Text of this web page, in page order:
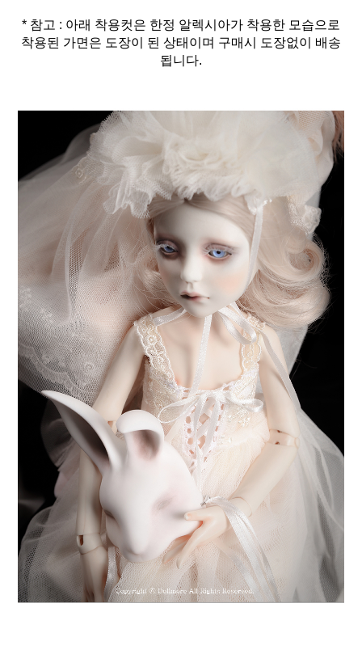
* 참고 : 아래 착용컷은 한정 알렉시아가 착용한 모습으로
착용된 가면은 도장이 된 상태이며 구매시 도장없이 배송